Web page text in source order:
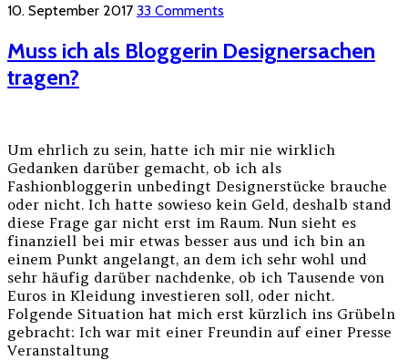
10. September 2017 33 Comments
Muss ich als Bloggerin Designersachen
tragen?
Um ehrlich zu sein, hatte ich mir nie wirklich
Gedanken darüber gemacht, ob ich als
Fashionbloggerin unbedingt Designerstücke brauche
oder nicht. Ich hatte sowieso kein Geld, deshalb stand
diese Frage gar nicht erst im Raum. Nun sieht es
finanziell bei mir etwas besser aus und ich bin an
einem Punkt angelangt, an dem ich sehr wohl und
sehr häufig darüber nachdenke, ob ich Tausende von
Euros in Kleidung investieren soll, oder nicht.
Folgende Situation hat mich erst kürzlich ins Grübeln
gebracht: Ich war mit einer Freundin auf einer Presse
Veranstaltung